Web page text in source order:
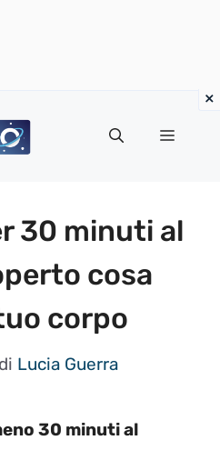
Menu
30 minuti al
cosa
corpo
di Lucia Guerra
30 minuti al